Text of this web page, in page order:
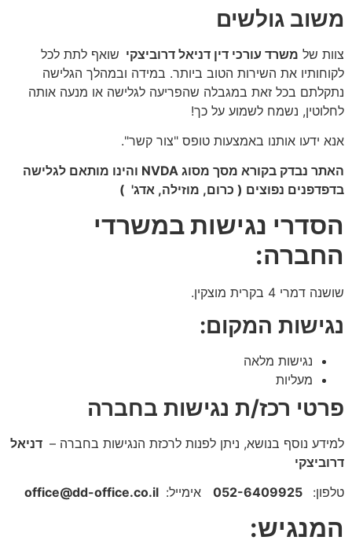
משוב גולשים
צוות של משרד עורכי דין דניאל דרוביצקי שואף לתת לכל
לקוחותיו את השירות הטוב ביותר. במידה ובמהלך הגלישה
נתקלתם בכל זאת במגבלה שהפריעה לגלישה או מנעה אותה
לחלוטין, נשמח לשמוע על כך!
אנא ידעו אותנו באמצעות טופס "צור קשר".
האתר נבדק בקורא מסך מסוג NVDA והינו מותאם לגלישה
בדפדפנים נפוצים ( כרום, מוזילה, אדג' )
הסדרי נגישות במשרדי
החברה:
שושנה דמרי 4 בקרית מוצקין.
נגישות המקום:
נגישות מלאה
מעליות
פרטי רכז/ת נגישות בחברה
למידע נוסף בנושא, ניתן לפנות לרכזת הנגישות בחברה – דניאל
דרוביצקי
טלפון:
אימייל:
המנגיש: